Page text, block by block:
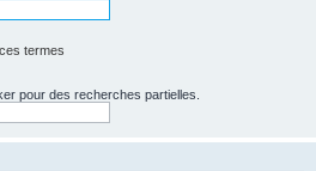
termes
pour des recherches partielles.